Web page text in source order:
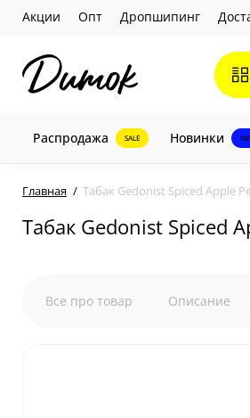
Акции Опт Дропшипинг
Распродажа SALE Новинки
Главная Табак Gedonist Spiced Apple
Табак Gedonist Spiced
Все про товар Описание